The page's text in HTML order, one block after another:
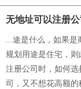
无地址可以注册
...途是什么，如果
规划用途是住宅，
注册公司时，如何
司，又不想花高额